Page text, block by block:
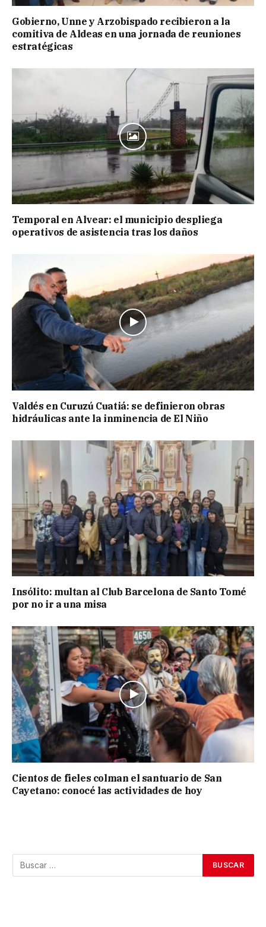
Gobierno, Unne y Arzobispado recibieron a la
comitiva de Aldeas en una jornada de reuniones
estratégicas
Temporal en Alvear: el municipio despliega
operativos de asistencia tras los daños
Valdés en Curuzú Cuatiá: se definieron obras
hidráulicas ante la inminencia de El Niño
Insólito: multan al Club Barcelona de Santo Tomé
por no ir a una misa
Cientos de fieles colman el santuario de San
Cayetano: conocé las actividades de hoy